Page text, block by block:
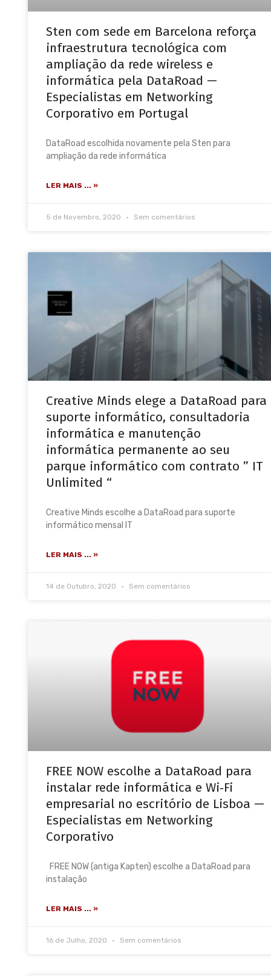
Sten com sede em Barcelona reforça
infraestrutura tecnológica com
ampliação da rede wireless e
informática pela DataRoad —
Especialistas em Networking
Corporativo em Portugal
DataRoad escolhida novamente pela Sten para
ampliação da rede informática
LER MAIS ... »
5 de Novembro, 2020 Sem comentários
Creative Minds elege a DataRoad para
suporte informático, consultadoria
informática e manutenção
informática permanente ao seu
parque informático com contrato ” IT
Unlimited “
Creative Minds escolhe a DataRoad para suporte
informático mensal IT
LER MAIS ... »
14 de Outubro, 2020 Sem comentários
FREE NOW escolhe a DataRoad para
instalar rede informática e Wi‑Fi
empresarial no escritório de Lisboa —
Especialistas em Networking
Corporativo
FREE NOW (antiga Kapten) escolhe a DataRoad para
instalação
LER MAIS ... »
16 de Julho, 2020 Sem comentários